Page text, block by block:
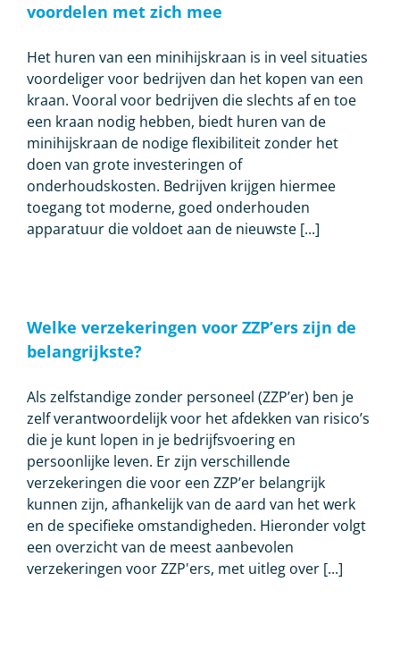
voordelen met zich mee
Het huren van een minihijskraan is in veel situaties
voordeliger voor bedrijven dan het kopen van een
kraan. Vooral voor bedrijven die slechts af en toe
een kraan nodig hebben, biedt huren van de
minihijskraan de nodige flexibiliteit zonder het
doen van grote investeringen of
onderhoudskosten. Bedrijven krijgen hiermee
toegang tot moderne, goed onderhouden
apparatuur die voldoet aan de nieuwste [...]
Welke verzekeringen voor ZZP’ers zijn de
belangrijkste?
Als zelfstandige zonder personeel (ZZP’er) ben je
zelf verantwoordelijk voor het afdekken van risico’s
die je kunt lopen in je bedrijfsvoering en
persoonlijke leven. Er zijn verschillende
verzekeringen die voor een ZZP’er belangrijk
kunnen zijn, afhankelijk van de aard van het werk
en de specifieke omstandigheden. Hieronder volgt
een overzicht van de meest aanbevolen
verzekeringen voor ZZP'ers, met uitleg over [...]